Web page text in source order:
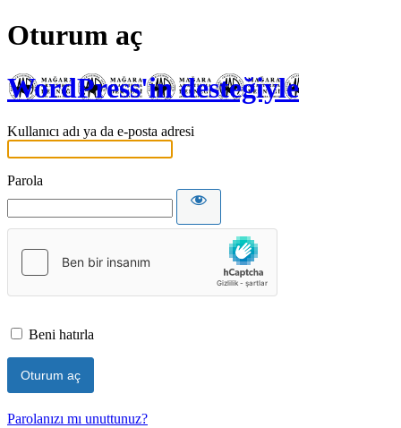
Oturum aç
WordPress'in desteğiyle
Kullanıcı adı ya da e-posta adresi
Parola
Beni hatırla
Parolanızı mı unuttunuz?